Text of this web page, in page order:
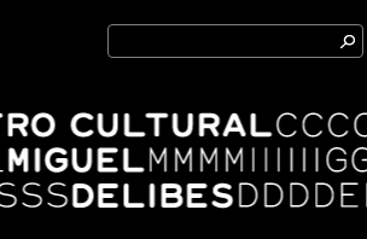
Search
for: